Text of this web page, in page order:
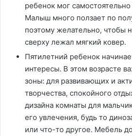
ребенок мог
Малыш много ползает по
поэтому желательно, чтобы
сверху лежал мягкий ковер.
Пятилетний ребенок
интересы. В этом возрасте
зоны: для развивающих и
творчества, спокойного
дизайна комнаты для
его увлечения, будь то
или что-то другое. Мебель